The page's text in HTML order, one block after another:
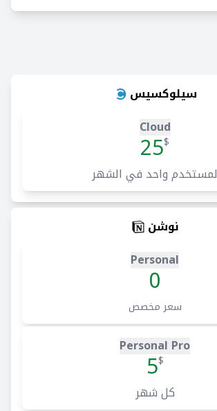
سيلوكسيس
Cloud
$
25
لمستخدم واحد في الشهر
نوشن
Personal
0
سعر مخصص
Personal Pro
$
5
كل شهر